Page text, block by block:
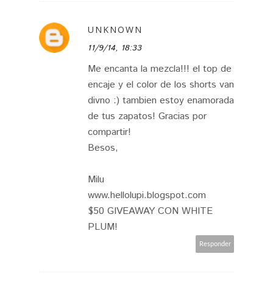
UNKNOWN
11/9/14, 18:33
Me encanta la mezcla!!! el top de
encaje y el color de los shorts van
divno :) tambien estoy enamorada
de tus zapatos! Gracias por
compartir!
Besos,
Milu
www.hellolupi.blogspot.com
$50 GIVEAWAY CON WHITE
PLUM!
Responder